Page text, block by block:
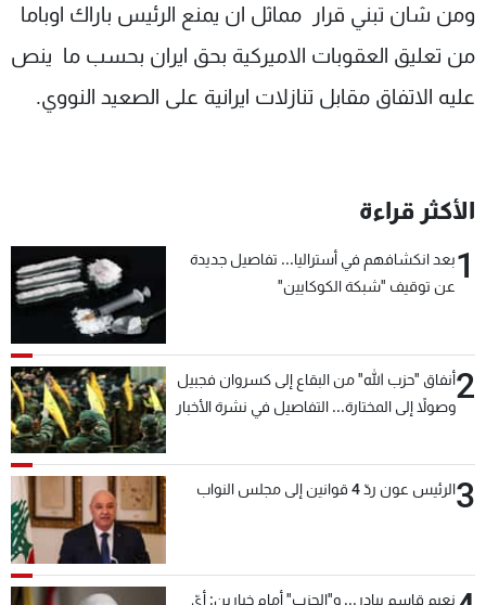
ومن شان تبني قرار مماثل ان يمنع الرئيس باراك اوباما
من تعليق العقوبات الاميركية بحق ايران بحسب ما ينص
عليه الاتفاق مقابل تنازلات ايرانية على الصعيد النووي.
الأكثر قراءة
1بعد انكشافهم في أستراليا... تفاصيل جديدة
عن توقيف "شبكة الكوكايين"
2أنفاق "حزب الله" من البقاع إلى كسروان فجبيل
وصولاً إلى المختارة... التفاصيل في نشرة الأخبار
3الرئيس عون ردّ 4 قوانين إلى مجلس النواب
نعيم قاسم يبادر... و"الحزب" أمام خيارين: أيّ